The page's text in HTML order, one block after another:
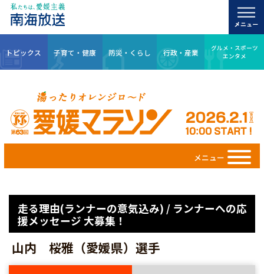
トピックス 子育て・健康 防災・くらし 行政・産業
グルメ・スポーツ
エンタメ
メニュー
走る理由(ランナーの意気込み) / ランナーへの応
援メッセージ 大募集！
山内 桜雅（愛媛県）選手